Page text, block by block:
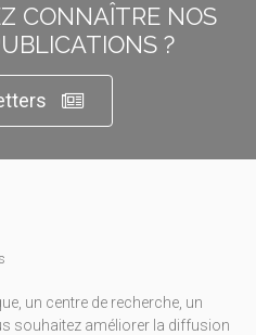
CONNAÎTRE NOS
?
un centre de recherche, un
souhaitez améliorer la diffusion